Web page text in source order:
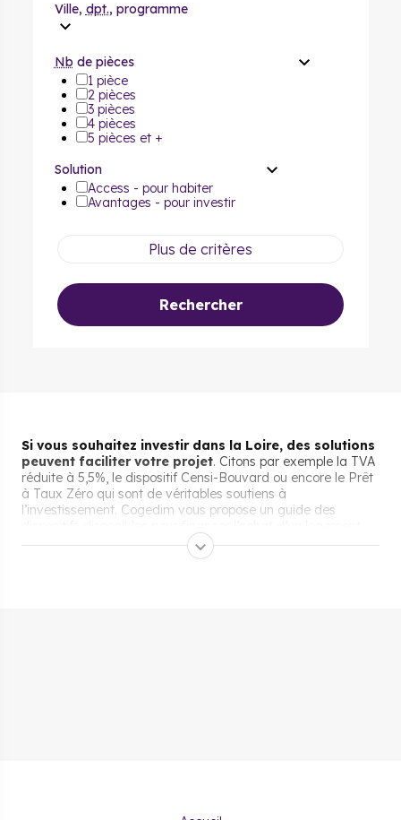
Ville, dpt., programme
Nb de pièces
1 pièce
2 pièces
3 pièces
4 pièces
5 pièces et +
Solution
Access - pour habiter
Avantages - pour investir
Plus de critères
Rechercher
Si vous souhaitez investir dans la Loire, des solutions
peuvent faciliter votre projet. Citons par exemple la TVA
réduite à 5,5%, le dispositif Censi-Bouvard ou encore le Prêt
à Taux Zéro qui sont de véritables soutiens à
l’investissement. Cogedim vous propose un guide des
neuf. Découvrez ensuite nos nombreux programmes